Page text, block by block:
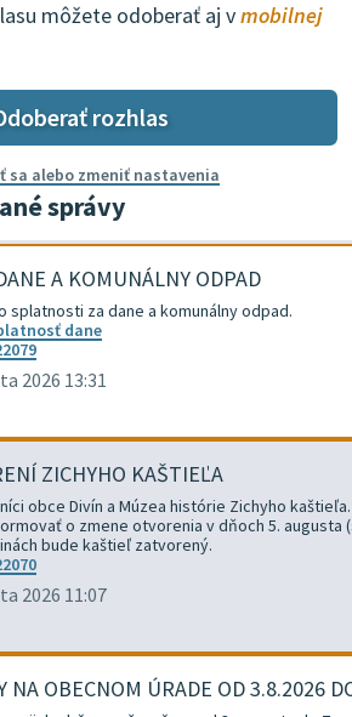
môžete odoberať aj vmobilnej
rozhlas
sa alebo zmeniť nastavenia
správy
A KOMUNÁLNY ODPAD
splatnosti za dane a komunálny odpad.
dane
2026 13:31
ZICHYHO KAŠTIEĽA
obce Divín a Múzea histórie Zichyho kaštieľa.
o zmene otvorenia v dňoch 5. augusta
bude kaštieľ zatvorený.
2026 11:07
NA OBECNOM ÚRADE OD 3.8.2026